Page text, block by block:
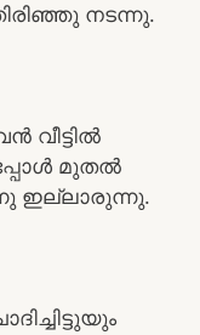
നടന്നു.
മുതൽ
ഇല്ലാരുന്നു.